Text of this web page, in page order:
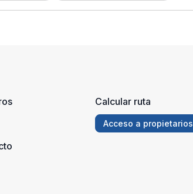
Calcular ruta
Acceso a propietarios